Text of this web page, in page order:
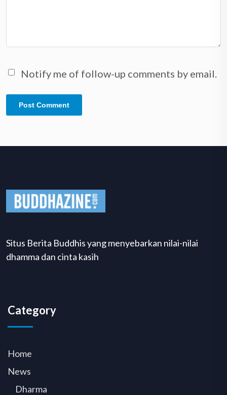
Notify me of follow-up comments by email.
Situs Berita Buddhis yang menyebarkan nilai-nilai
dhamma dan cinta kasih
Category
Home
News
Dharma